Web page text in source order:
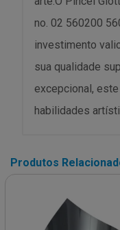
no. 02 560200
investimento
sua qualidade
excepcional,
habilidades
Produtos